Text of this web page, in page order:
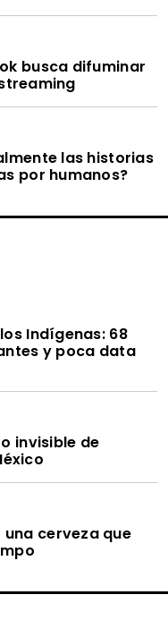
busca difuminar
las historias
por humanos?
Indígenas: 68
y poca data
invisible de
una cerveza que